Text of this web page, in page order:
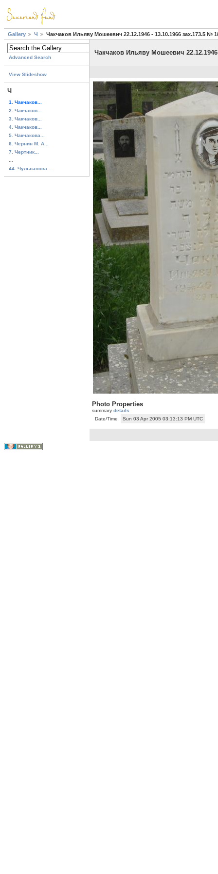
Gallery Ч Чакчаков Ильяву Мошеевич 22.12.1946 - 13.10.1966 зах.173.5 №
Advanced Search
View Slideshow
Ч
1. Чакчаков...
2. Чакчаков...
3. Чакчаков...
4. Чакчаков...
5. Чакчакова...
6. Чернин М. А...
7. Чертник...
44. Чульпанова ...
Чакчаков Ильяву Мошеевич
Photo Properties
summary details
Date/Time
Sun 03 Apr 2005 03:13:13 PM UTC